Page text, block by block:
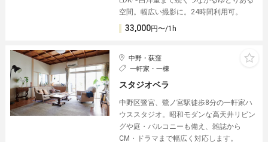
空間。幅広い撮影に。24時間利用可。
33,000円〜/1h
中野・荻窪
一軒家・一棟
スタジオベラ
中野区鷺宮、鷺ノ宮駅徒歩8分の一軒家ハ
ウススタジオ。昭和モダンな高天井リビン
グや庭・バルコニーも備え、雑誌から
CM・ドラマまで幅広く対応します。